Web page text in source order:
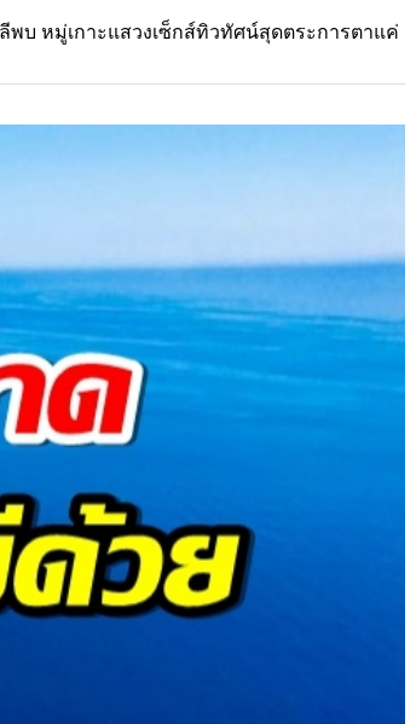
พบ หมู่เกาะแสวงเซ็กส์ทิวทัศน์สุดตระการตาแค่